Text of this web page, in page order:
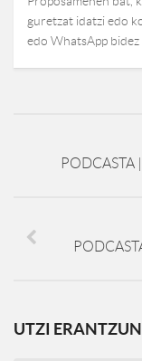
guretzat idatzi edo
edo WhatsApp bidez
UTZI